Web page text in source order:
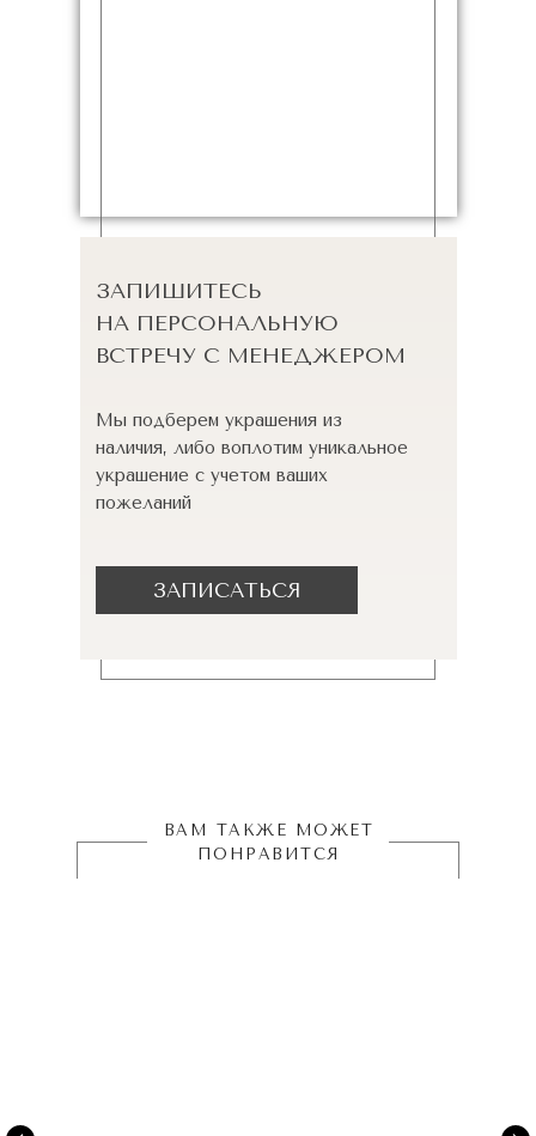
ЗАПИШИТЕСЬ
НА ПЕРСОНАЛЬНУЮ
ВСТРЕЧУ С МЕНЕДЖЕРОМ
Мы подберем украшения из
наличия, либо воплотим уникальное
украшение с учетом ваших
пожеланий
ЗАПИСАТЬСЯ
ВАМ ТАКЖЕ МОЖЕТ
ПОНРАВИТСЯ